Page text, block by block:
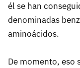
él se han
denominadas
aminoácidos.
De momento, eso